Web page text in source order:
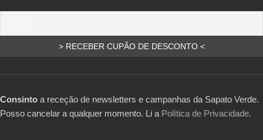
Consinto a receção de newsletters e campanhas da Sapato Verde.
Posso cancelar a qualquer momento. Li a Política de Privacidade.